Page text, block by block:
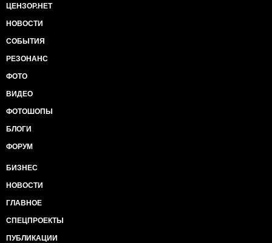
ЦЕНЗОР.НЕТ
НОВОСТИ
СОБЫТИЯ
РЕЗОНАНС
ФОТО
ВИДЕО
ФОТОШОПЫ
БЛОГИ
ФОРУМ
БИЗНЕС
НОВОСТИ
ГЛАВНОЕ
СПЕЦПРОЕКТЫ
ПУБЛИКАЦИИ